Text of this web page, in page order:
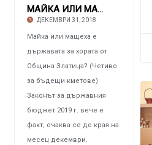
МАЙКА ИЛИ МАЩЕХА Е ДЪРЖАВАТА ЗА ХОРАТА ОТ ОБЩ
ДЕКЕМВРИ 31, 2018
Майка или мащеха е
държавата за хората от
Община Златица? (Четиво
за бъдещи кметове)
Законът за държавния
бюджет 2019 г. вече е
факт, очаква се до края на
месец декември.